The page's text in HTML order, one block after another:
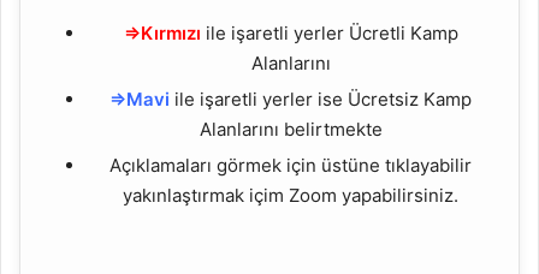
⇒Kırmızı ile işaretli yerler Ücretli Kamp
Alanlarını
⇒Mavi ile işaretli yerler ise Ücretsiz Kamp
Alanlarını belirtmekte
Açıklamaları görmek için üstüne tıklayabilir
yakınlaştırmak içim Zoom yapabilirsiniz.